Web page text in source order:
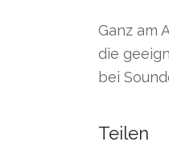
Ganz am
die
bei
Teilen